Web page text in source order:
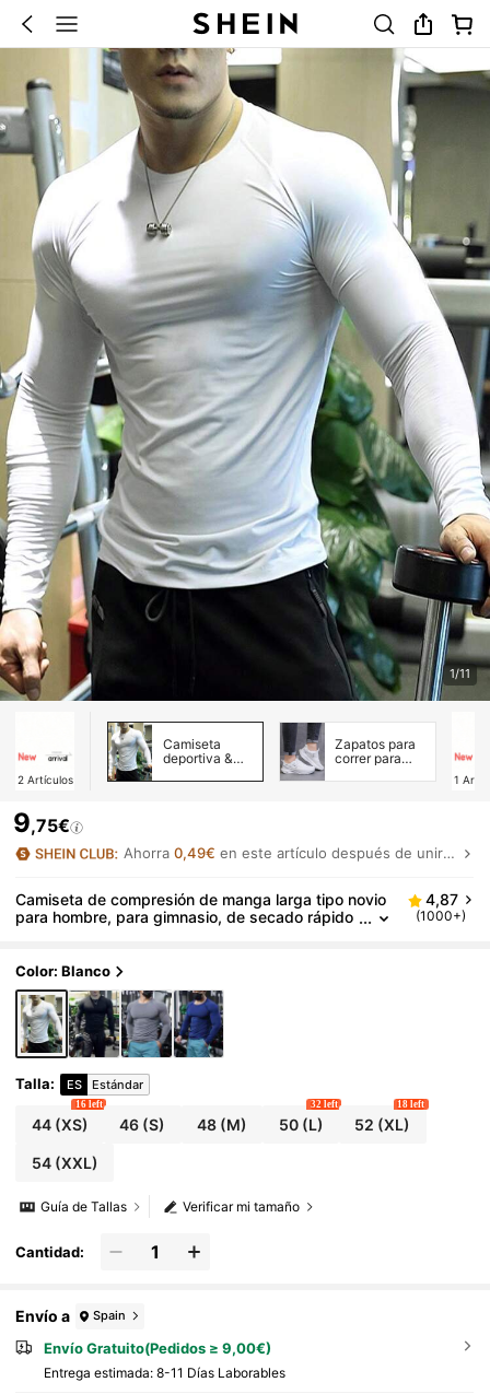
1/11
2 Artículos
Camiseta
deportiva &
hombre
Zapatos para
correr para
1
9,75€
Ahorra0,49€ en este artículo después de unirte.
Camiseta de compresión de manga larga tipo novio
para hombre, para gimnasio, de secado rápido
4,87
(1000+)
Color: Blanco
Talla: ES Estándar
44(XS)
16 left
46 (S) 48(M) 50(L)
32 left
52 (XL)
18 left
54(XXL)
Verificar mi tamaño
Guía de Tallas
Cantidad:
Envío a Spain
Envío Gratuito(Pedidos ≥ 9,00€)
Entrega estimada: 8-11 Días Laborables